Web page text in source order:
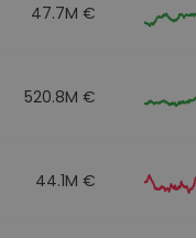
47.7M €
520.8M €
44.1M €